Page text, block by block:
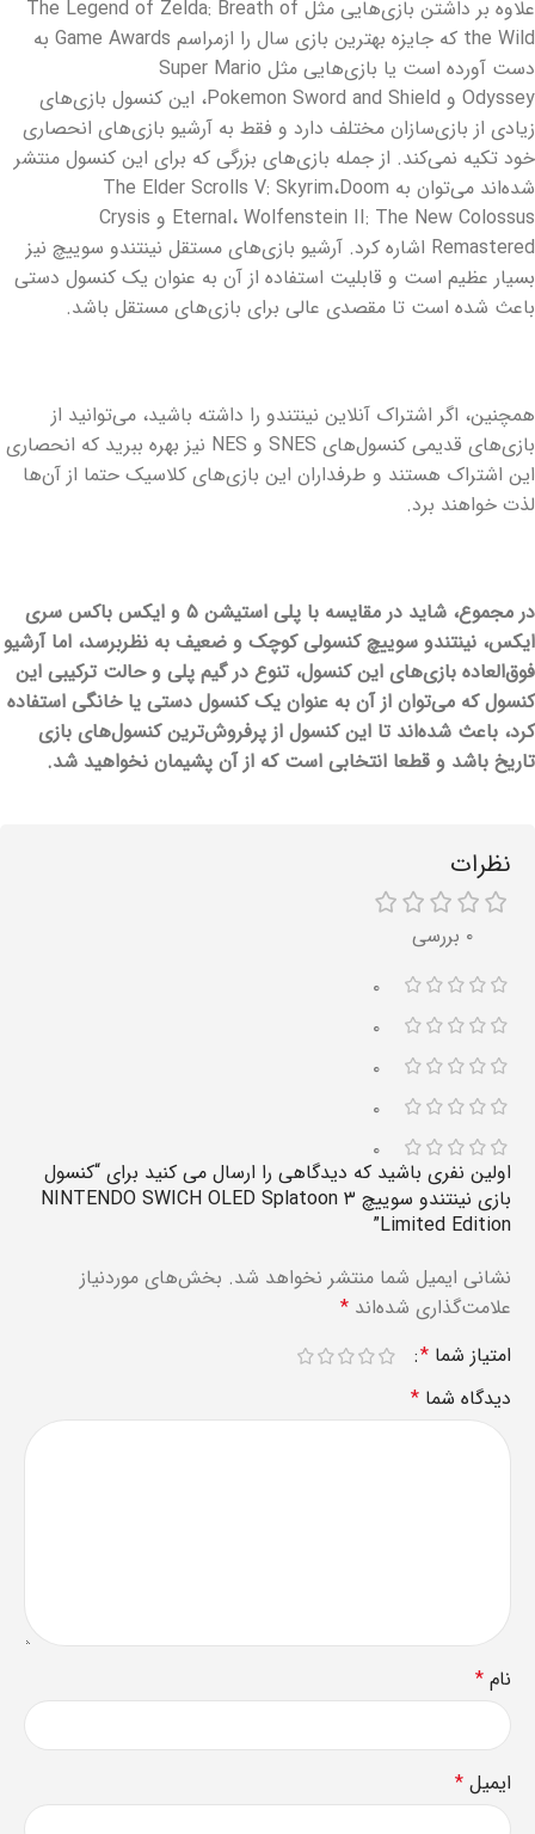
علاوه بر داشتن بازی‌هایی مثل The Legend of Zelda: Breath of
the Wild که جایزه بهترین بازی سال را ازمراسم Game Awards به
دست آورده است یا بازی‌هایی مثل Super Mario
Odyssey و Pokemon Sword and Shield، این کنسول بازی‌های
زیادی از بازی‌سازان مختلف دارد و فقط به آرشیو بازی‌های انحصاری
خود تکیه نمی‌کند. از جمله بازی‌های بزرگی که برای این کنسول منتشر
شده‌اند می‌توان به The Elder Scrolls V: Skyrim،Doom
Eternal، Wolfenstein II: The New Colossus و Crysis
Remastered اشاره کرد. آرشیو بازی‌های مستقل نینتندو سوییچ نیز
بسیار عظیم است و قابلیت استفاده از آن به عنوان یک کنسول دستی
باعث شده است تا مقصدی عالی برای بازی‌های مستقل باشد.
همچنین، اگر اشتراک آنلاین نینتندو را داشته باشید، می‌توانید از
بازی‌های قدیمی کنسول‌های SNES و NES نیز بهره ببرید که انحصاری
این اشتراک هستند و طرفداران این بازی‌های کلاسیک حتما از آن‌ها
لذت خواهند برد.
در مجموع، شاید در مقایسه با پلی استیشن ۵ و ایکس باکس سری
ایکس، نینتندو سوییچ کنسولی کوچک و ضعیف به نظربرسد، اما آرشیو
فوق‌العاده بازی‌های این کنسول، تنوع در گیم پلی و حالت ترکیبی این
کنسول که می‌توان از آن به عنوان یک کنسول دستی یا خانگی استفاده
کرد، باعث شده‌اند تا این کنسول از پرفروش‌ترین کنسول‌های بازی
تاریخ باشد و قطعا انتخابی است که از آن پشیمان نخواهید شد.
نظرات
۰ بررسی
۰
۰
۰
۰
۰
اولین نفری باشید که دیدگاهی را ارسال می کنید برای “کنسول
بازی نینتندو سوییچ NINTENDO SWICH OLED Splatoon ۳
Limited Edition”
نشانی ایمیل شما منتشر نخواهد شد. بخش‌های موردنیاز
علامت‌گذاری شده‌اند *
امتیاز شما *
دیدگاه شما *
نام *
ایمیل *